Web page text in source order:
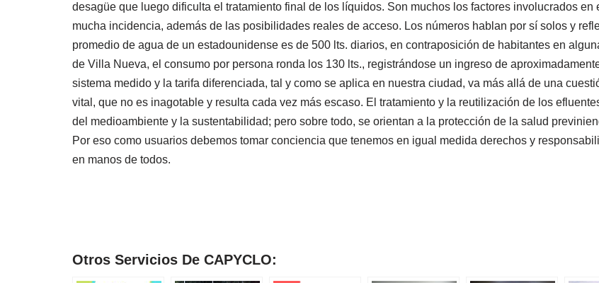
desagüe que luego dificulta el tratamiento final de los líquidos. Son muchos los factores involucrados
mucha incidencia, además de las posibilidades reales de acceso. Los números hablan por sí solos y
promedio de agua de un estadounidense es de 500 lts. diarios, en contraposición de habitantes en
de Villa Nueva, el consumo por persona ronda los 130 lts., registrándose un ingreso de
sistema medido y la tarifa diferenciada, tal y como se aplica en nuestra ciudad, va más allá de una
vital, que no es inagotable y resulta cada vez más escaso. El tratamiento y la reutilización de los
del medioambiente y la sustentabilidad; pero sobre todo, se orientan a la protección de la salud
Por eso como usuarios debemos tomar conciencia que tenemos en igual medida derechos y
en manos de todos.
Otros Servicios De CAPYCLO: